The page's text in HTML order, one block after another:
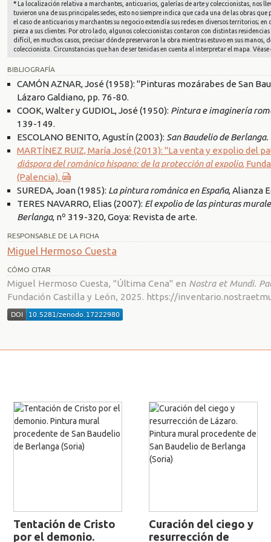
* La localización relativa a marchantes, anticuarios, galerías de arte y coleccionistas, nos
tuvieron una de sus principales sedes, esto no siempre indica que cada una de las obras
el caso de anticuarios y marchantes su negocio extendía sus redes en diversos territorios;
pieza a sus clientes. Por otro lado, algunos coleccionistas contaron con distintas
difícil, en muchos casos, precisar dónde preservaron la obra mientras estuvo en sus
coleccionista. Circunstancias que han de ser tenidas en cuenta al interpretar el mapa.
BIBLIOGRAFÍA
CAMÓN AZNAR, José (1958): "Pinturas mozárabes de San
Lázaro Galdiano, pp. 76-80.
COOK, Walter y GUDIOL, José (1950): Pintura e imaginería
139-149.
ESCOLANO BENITO, Agustín (2003): San Baudelio de
MARTÍNEZ RUIZ, María José (2013): "La venta y expolio del
diáspora del románico hispano: de la protección al expolio,
(Palencia).
SUREDA, Joan (1985): La pintura románica en España, Alianza
TERES NAVARRO, Elias (2007): El expolio de las pinturas
Berlanga, nº 319-320, Goya: Revista de arte.
RESPONSABLE DE LA FICHA
Miguel Hermoso Cuesta
CÓMO CITAR
Miguel Hermoso Cuesta, "Última Cena" en Nostra et Mundi.
Fundación Castilla y León, 2025. https://
Tentación de Cristo
por el demonio.
Curación del ciego y
resurrección de